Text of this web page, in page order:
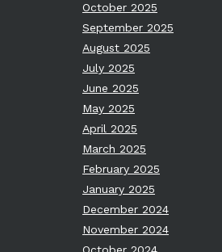
October 2025
September 2025
August 2025
July 2025
June 2025
May 2025
April 2025
March 2025
February 2025
January 2025
December 2024
November 2024